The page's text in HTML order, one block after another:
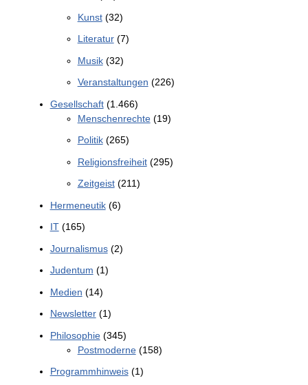
Kunst(32)
Literatur(7)
Musik(32)
Veranstaltungen (226)
Gesellschaft(1.466)
Menschenrechte(19)
Politik(265)
Religionsfreiheit(295)
Zeitgeist(211)
Hermeneutik(6)
IT(165)
Journalismus(2)
Judentum (1)
Medien (14)
Newsletter(1)
Philosophie(345)
Postmoderne(158)
Programmhinweis(1)